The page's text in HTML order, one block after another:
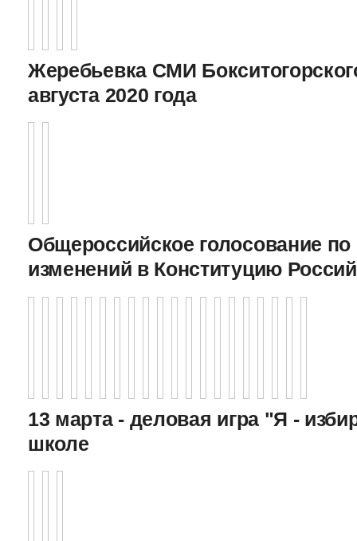
Жеребьевка СМИ
августа 2020 года
Общероссийское голосование
изменений в Конституцию
13 марта - деловая игра "Я -
школе